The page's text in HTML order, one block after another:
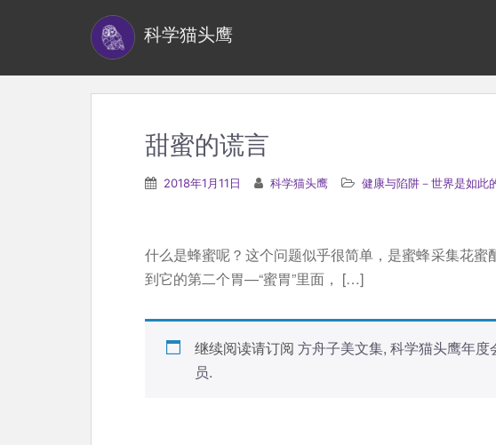
科学猫头鹰
甜蜜的谎言
2018年1月11日 科学猫头鹰 健康与陷阱－世界是如此
什么是蜂蜜呢？这个问题似乎很简单，是蜜蜂采集花蜜
到它的第二个胃—“蜜胃”里面， […]
继续阅读请订阅 方舟子美文集, 科学猫头鹰年度
员.